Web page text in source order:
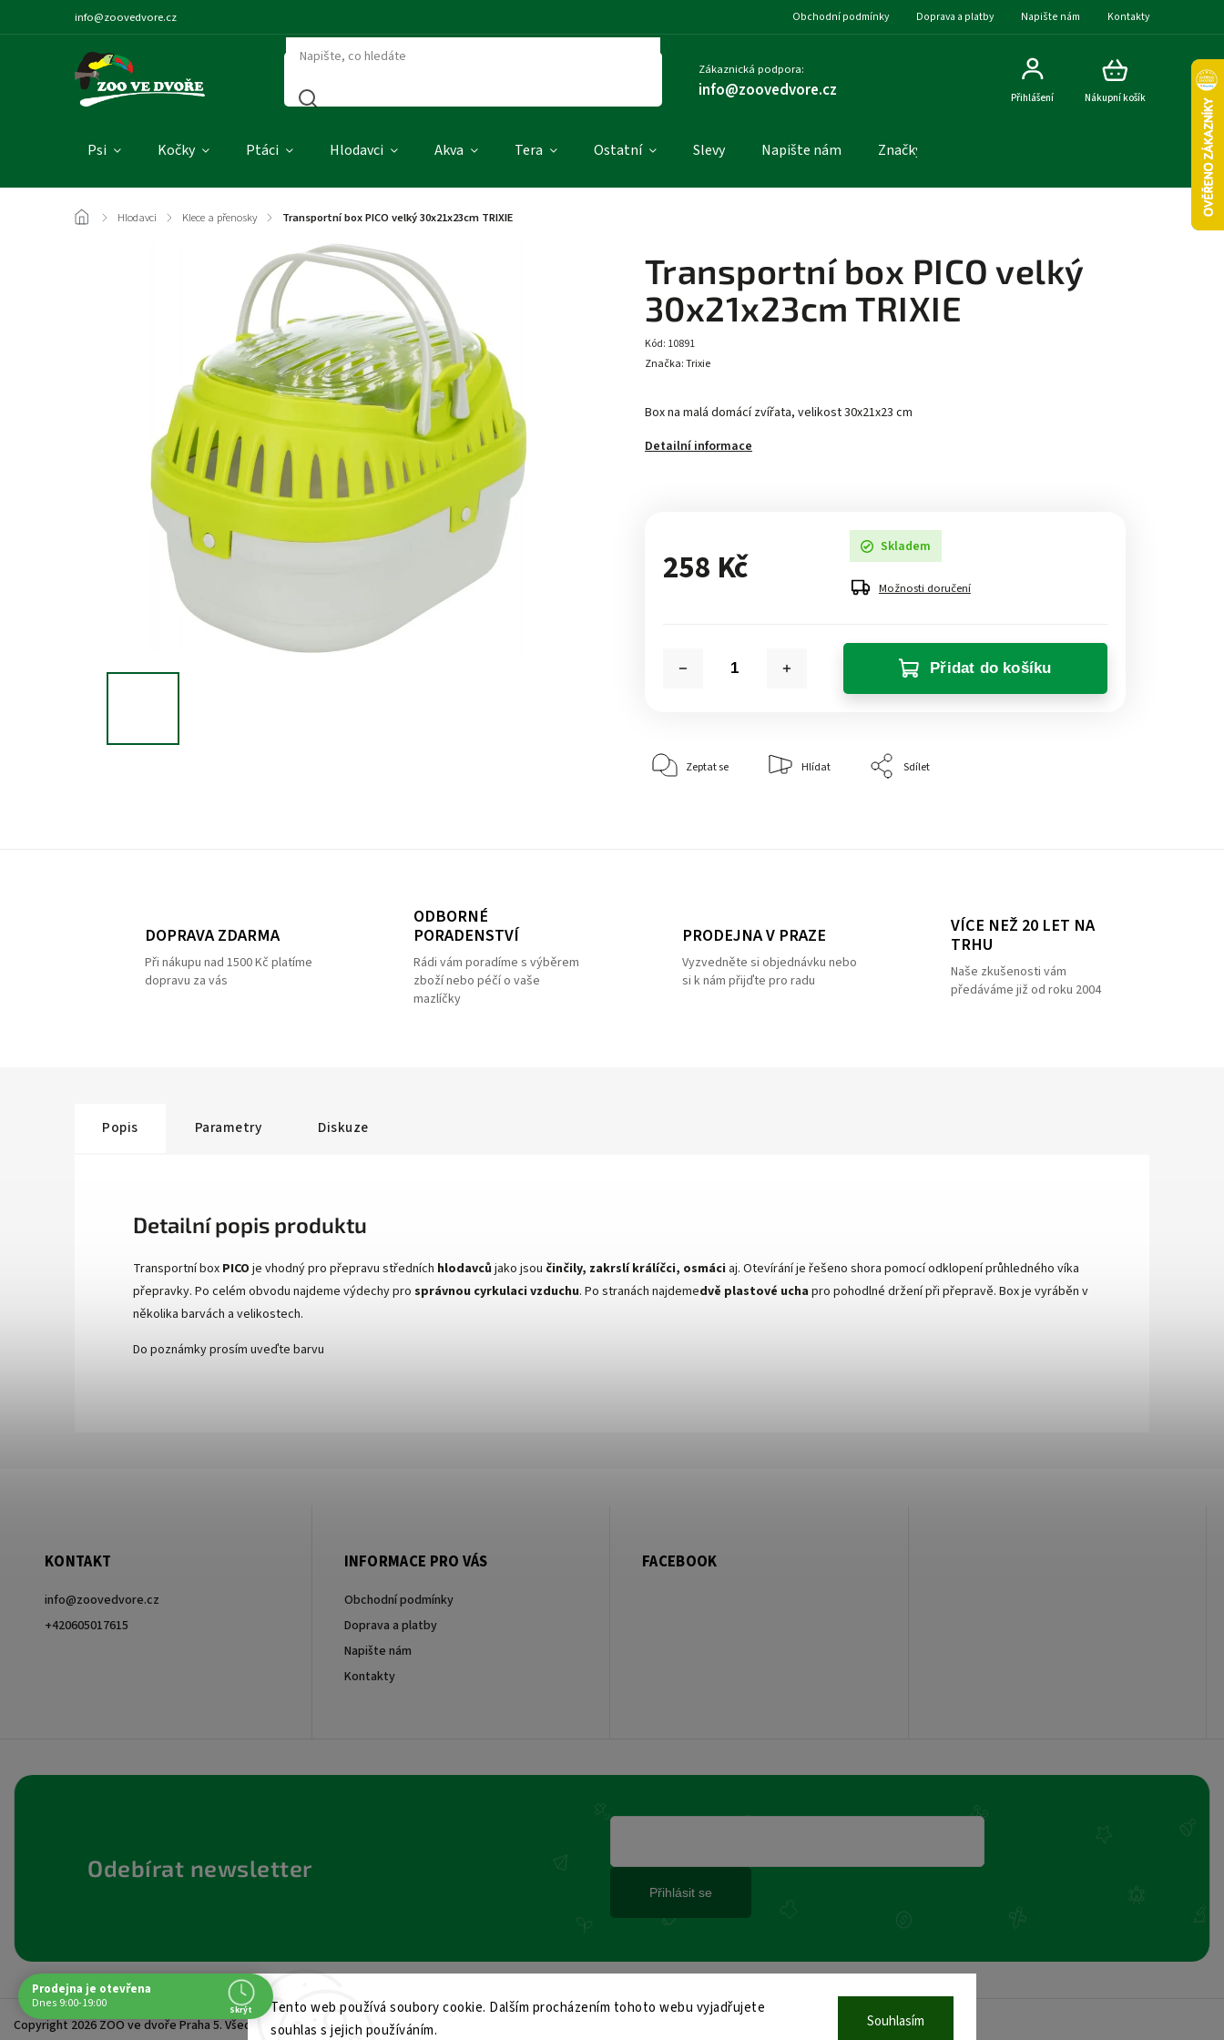
Tento web používá soubory cookie. Dalším procházením tohoto webu vyjadřujete
souhlas s jejich používáním.
Souhlasím
info@zoovedvore.cz Obchodní podmínky Doprava a platby Napište nám Kontakty
Zákaznická podpora:
info@zoovedvore.cz Nákupní košík
Přihlášení
Psi Kočky Ptáci Hlodavci Akva Tera Ostatní Slevy Napište nám Značky
/ Hlodavci / Klece a přenosky / Transportní box PICO velký 30x21x23cm TRIXIE
Transportní box PICO velký
30x21x23cm TRIXIE
Kód: 10891
Box na malá domácí zvířata, velikost 30x21x23 cm
Detailní informace
Značka:Trixie
258 Kč
Skladem
Možnosti doručení
Přidat do košíku
Zeptat se Hlídat Sdílet
DOPRAVA ZDARMA
Při nákupu nad 1500 Kč platíme
dopravu za vás
ODBORNÉ
PORADENSTVÍ
Rádi vám poradíme s výběrem
zboží nebo péčí o vaše
mazlíčky
PRODEJNA V PRAZE
Vyzvedněte si objednávku nebo
si k nám přijďte pro radu
VÍCE NEŽ 20 LET NA
TRHU
Naše zkušenosti vám
předáváme již od roku 2004
Popis Parametry Diskuze
Detailní popis produktu
Transportní box PICO je vhodný pro přepravu středních hlodavcůjako jsou činčily, zakrslí králíčci, osmáci aj. Otevírání je řešeno shora pomocí odklopení průhledného víka
přepravky. Po celém obvodu najdeme výdechy prosprávnou cyrkulaci vzduchu. Po stranách najdemedvě plastové uchapro pohodlné držení při přepravě. Box je vyráběn v
několika barvách a velikostech.
Do poznámky prosím uveďte barvu
KONTAKT
info@zoovedvore.cz
+420605017615
INFORMACE PRO VÁS
Obchodní podmínky
Doprava a platby
Napište nám
Kontakty
Odebírat newsletter
Přihlásit se
FACEBOOK
Copyright 2026 ZOO ve dvoře Praha 5. Všechna práva vyhrazena.
Prodejna je otevřena
Dnes 9:00-19:00 Skrýt
Navštivte nás osobně
Čas